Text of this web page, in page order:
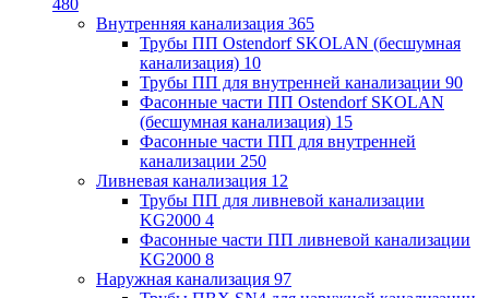
Внутренняя канализация 365
Трубы ПП Ostendorf SKOLAN (бесшумная
канализация) 10
Трубы ПП для внутренней канализации 90
Фасонные части ПП Ostendorf SKOLAN
(бесшумная канализация) 15
Фасонные части ПП для внутренней
канализации 250
Ливневая канализация 12
Трубы ПП для ливневой канализации
KG2000 4
Фасонные части ПП ливневой канализации
KG2000 8
Наружная канализация 97